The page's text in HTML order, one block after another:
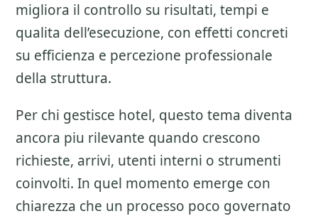
migliora il controllo su risultati, tempi e
qualita dell’esecuzione, con effetti concreti
su efficienza e percezione professionale
della struttura.
Per chi gestisce hotel, questo tema diventa
ancora piu rilevante quando crescono
richieste, arrivi, utenti interni o strumenti
coinvolti. In quel momento emerge con
chiarezza che un processo poco governato